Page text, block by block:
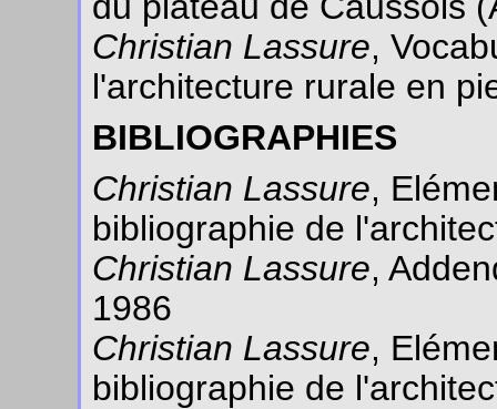
Christian Lassure,
l'architecture rurale en
BIBLIOGRAPHIES
Christian Lassure,
bibliographie de
Christian Lassure,
1986
Christian Lassure,
bibliographie de